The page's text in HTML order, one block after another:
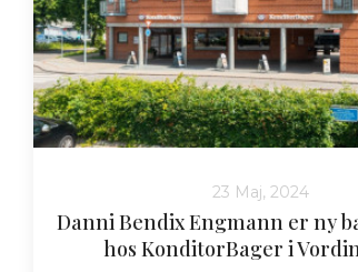
23 Maj, 2024
Danni Bendix Engmann er ny
hos KonditorBager i